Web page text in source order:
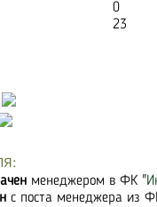
0
23
менеджером в ФК "
с поста менеджера из